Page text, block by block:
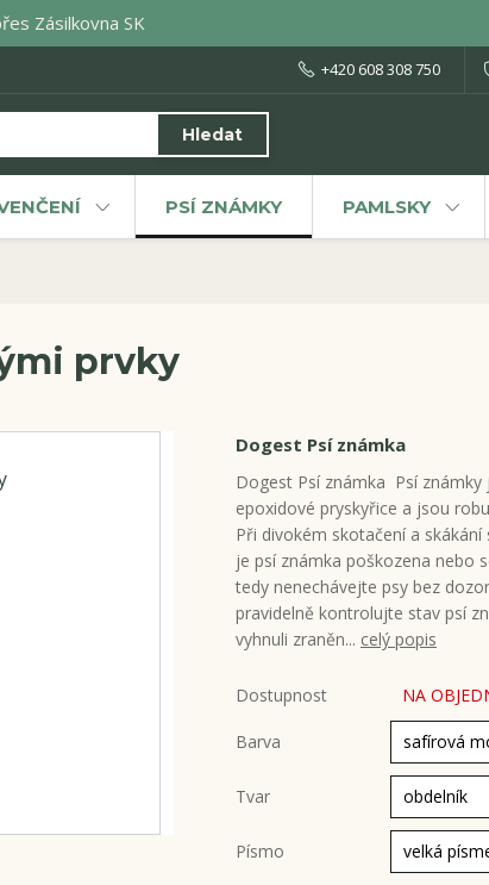
Zásilkovna SK
Hledat
+420 608 308 750
PSÍ ZNÁMKY PAMLSKY
prvky
Dogest Psí známka
Dogest Psí známka Psí známky
epoxidové pryskyřice a jsou
Při divokém skotačení a
je psí známka poškozena nebo
tedy nenechávejte psy bez
pravidelně kontrolujte stav psí
vyhnuli zraněn... celý popis
Dostupnost NA
Barva
Tvar
Písmo